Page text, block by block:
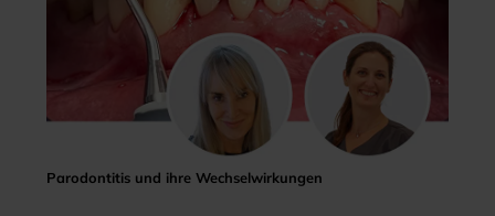
Parodontitis und ihre Wechselwirkungen